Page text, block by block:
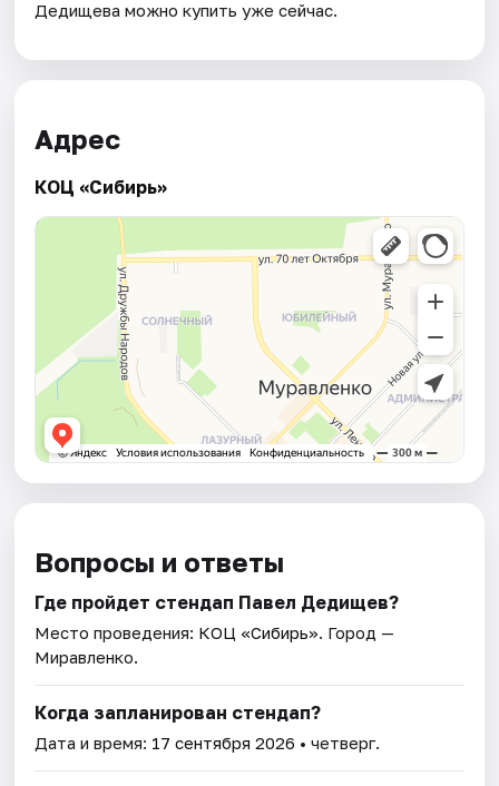
Дедищева можно купить уже сейчас.
Адрес
КОЦ «Сибирь»
Вопросы и ответы
Где пройдет стендап Павел Дедищев?
Место проведения: КОЦ «Сибирь». Город —
Миравленко.
Когда запланирован стендап?
Дата и время: 17 сентября 2026 • четверг.